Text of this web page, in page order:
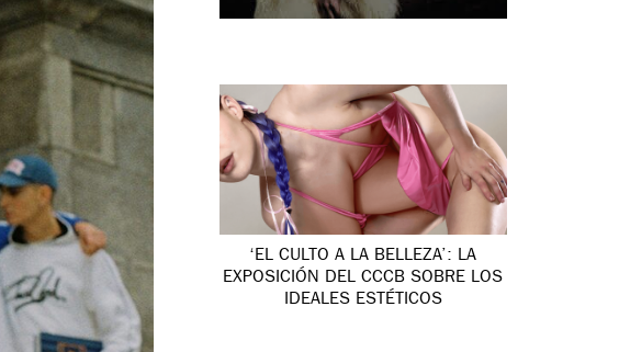
‘EL CULTO A LA BELLEZA’: LA
EXPOSICIÓN DEL CCCB SOBRE LOS
IDEALES ESTÉTICOS